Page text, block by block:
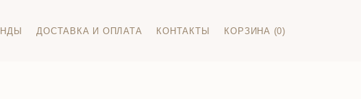
ДОСТАВКА И ОПЛАТА КОНТАКТЫ КОРЗИНА (0)